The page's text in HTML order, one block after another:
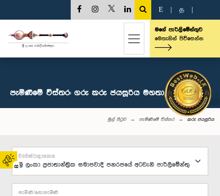
02
E த
මගේ පාර්ලිමේන්තුව
මෙතැනින් පිවිසෙන්න
පැමිණීමේ විස්තර: ගරු කරු ජයසූරිය මහතා, පා.ම.
මුල් පිටුව පැමිණීමේ විස්තර කරු ජයසූරිය
ව්‍යවස්ථාදායකය
පැමිණි/නොපැමිණි